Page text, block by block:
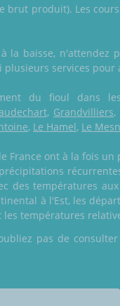
brut produit). Les
la baisse, n'attendez
services
du fioul dans
, Grandvilliers,
, Le Hamel, Le
France ont à la fois
des températures
à l'Est, les
températures
pas de